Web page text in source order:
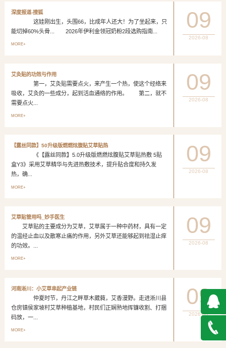
深度报道-搜狐
这娃刚出生，头围66，比成年人还大！为了坐起来，只
能切掉60%头骨... 2026年伊利金领冠奶粉2段选购指南...
MORE+
09
2026-08
艾灸贴的功效与作用
第一，艾灸贴需要点火，来产生一个热，使这个经络来
吸收，艾灸的一些成分，起到活血通络的作用。 第二，就不
需要点火...
MORE+
09
2026-08
【露丝同款】50升级版燃燃炫腹贴艾草贴热
《【露丝同款】5.0升级版燃燃炫腹贴艾草贴热敷 5贴
盒Y3》采用艾草精华与先进热敷技术，提升贴合度和持久发
热，确...
MORE+
09
2026-08
艾草贴管用吗_妙手医生
艾草贴的主要成分为艾草，艾草属于一种中药材，具有一定
的温经止血以及散寒止痛的作用，另外艾草还能够起到祛湿止痒
的功效。...
MORE+
09
2026-08
河南淅川：小艾草串起产业链
仲夏时节，丹江之畔草木葳蕤，艾香漫野。走进淅川县
仓房镇侯家坡村艾草种植基地，村民们正娴熟地挥镰收割、打捆
码放，一...
MORE+
09
2026-08
QQ在